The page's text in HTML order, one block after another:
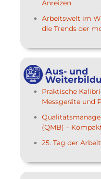
Anreizen
Arbeitswelt im
die Trends der
Aus- und
Praktische
Messgeräte und
(QMB) –
25. Tag der